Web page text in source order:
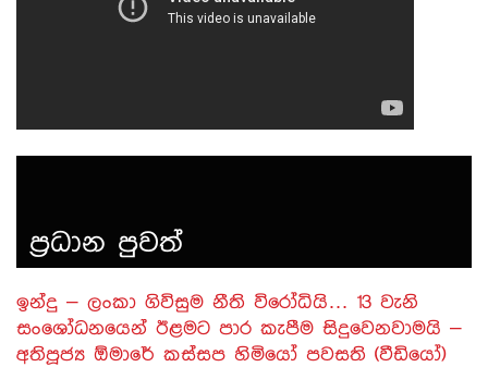
ප‍්‍රධාන පුවත්
​ඉන්දු – ලංකා ගිවිසුම නීති විරෝධියි… 13 වැනි
සංශෝධනයෙන් ඊළමට පාර කැපීම සිදුවෙනවාමයි –
අතිපූජ්‍ය ඕමාරේ කස්සප හිමියෝ පවසති (වීඩියෝ)